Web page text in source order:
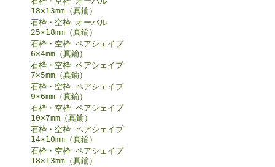
18×13mm（真鍮）
石枠・空枠 オーバル
25×18mm（真鍮）
石枠・空枠 ペアシェイプ
6×4mm（真鍮）
石枠・空枠 ペアシェイプ
7×5mm（真鍮）
石枠・空枠 ペアシェイプ
9×6mm（真鍮）
石枠・空枠 ペアシェイプ
10×7mm（真鍮）
石枠・空枠 ペアシェイプ
14×10mm（真鍮）
石枠・空枠 ペアシェイプ
18×13mm（真鍮）